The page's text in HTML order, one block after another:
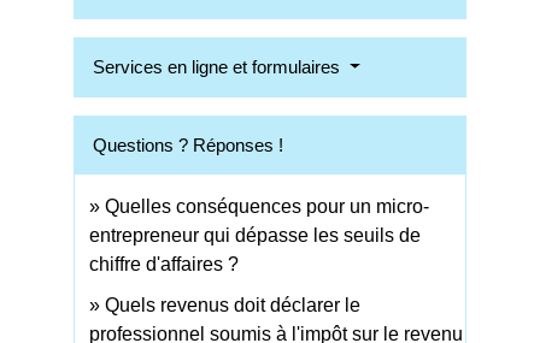
Services en ligne et formulaires
Questions ? Réponses !
Quelles conséquences pour un micro-
entrepreneur qui dépasse les seuils de
chiffre d'affaires ?
Quels revenus doit déclarer le
professionnel soumis à l'impôt sur le revenu